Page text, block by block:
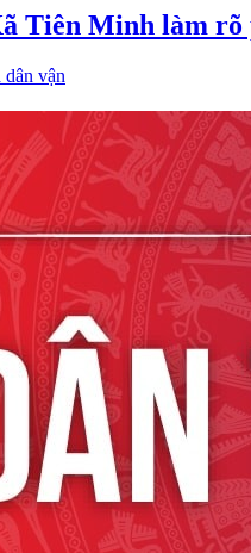
Tiên Minh làm rõ